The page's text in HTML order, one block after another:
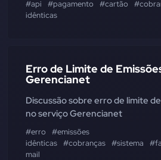
#api #pagamento #cartão
idênticas
Erro de Limite de
Gerencianet
Discussão sobre erro de limite
no serviço Gerencianet
#erro
#emissões
idênticas #cobranças #sistema
mail